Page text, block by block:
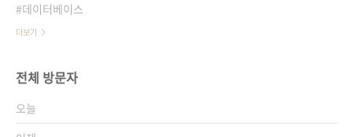
데이터베이스
더보기
전체 방문자
오늘